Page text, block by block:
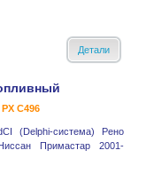
Детали
C496
(Delphi-система) Рено
Примастар 2001-